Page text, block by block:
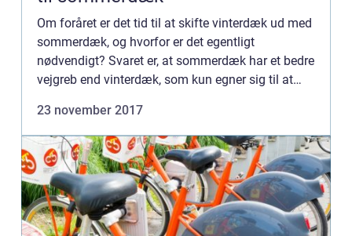
Om foråret er det tid til at skifte vinterdæk ud med
sommerdæk, og hvorfor er det egentligt
nødvendigt? Svaret er, at sommerdæk har et bedre
vejgreb end vinterdæk, som kun egner sig til at
23 november 2017